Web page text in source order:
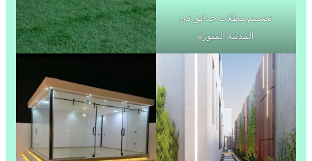
تصميم مظلات حدائق في
المدينة المنورة